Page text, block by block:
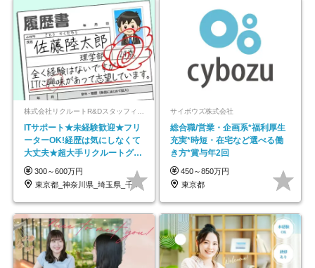
ITサポート★未経験歓迎★フリ
ーターOK!経歴は気にしなくて
大丈夫★超大手リクルートグル
ープの正社員/sg
300～600万円
東京都_神奈川県_埼玉県_千葉県_大阪府…
サイボウズ株式会社
総合職/営業・企画系*福利厚生
充実*時短・在宅など選べる働
き方*賞与年2回
450～850万円
東京都